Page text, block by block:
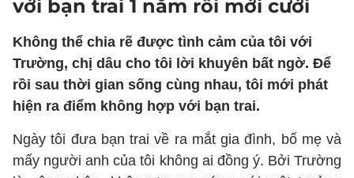
với bạn trai 1 năm rồi mới cưới
Không thể chia rẽ được tình cảm của tôi với
Trường, chị dâu cho tôi lời khuyên bất ngờ. Để
rồi sau thời gian sống cùng nhau, tôi mới phát
hiện ra điểm không hợp với bạn trai.
Ngày tôi đưa bạn trai về ra mắt gia đình, bố mẹ và
mấy người anh của tôi không ai đồng ý. Bởi Trường